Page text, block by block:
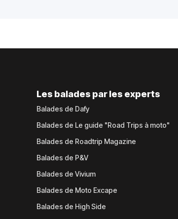
Les balades par les experts
Balades de Dafy
Balades de Le guide "Road Trips à moto"
Balades de Roadtrip Magazine
Balades de P&V
Balades de Vivium
Balades de Moto Excape
Balades de High Side